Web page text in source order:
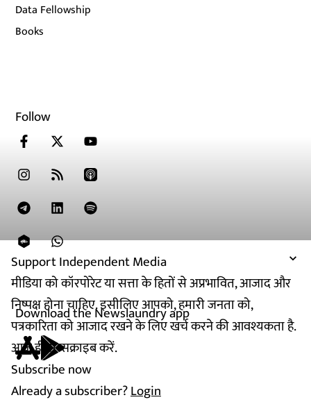
Support Independent Media
मीडिया को कॉरपोरेट या सत्ता के हितों से अप्रभावित, आजाद और
निष्पक्ष होना चाहिए. इसीलिए आपको, हमारी जनता को,
पत्रकारिता को आजाद रखने के लिए खर्च करने की आवश्यकता है.
आज ही सब्सक्राइब करें.
Subscribe now
Already a subscriber?Login
Data Fellowship
Books
Follow
Download the Newslaundry app